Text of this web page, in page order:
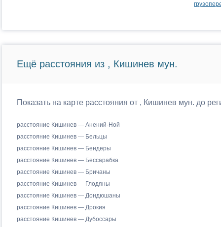
Ещё расстояния из , Кишинев мун.
Показать на карте расстояния от , Кишинев мун. до
расстояние Кишинев — Анений-Ной
расстояние Кишинев — Бельцы
расстояние Кишинев — Бендеры
расстояние Кишинев — Бессарабка
расстояние Кишинев — Бричаны
расстояние Кишинев — Глодяны
расстояние Кишинев — Дондюшаны
расстояние Кишинев — Дрокия
расстояние Кишинев — Дубоссары